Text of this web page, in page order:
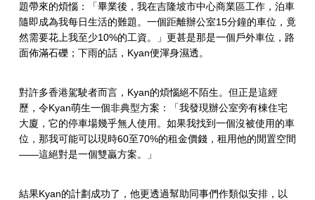
題帶來的煩惱：「畢業後，我在吉隆坡市中心商業區工作，泊車
隨即成為我每日生活的難題。一個距離辦公室15分鐘的車位，竟
然需要花上我至少10%的工資。」更甚是那是一個戶外車位，路
面佈滿石礫；下雨的話，Kyan便渾身濕透。
對許多香港駕駛者而言，Kyan的煩惱絕不陌生。但正是這經
歷，令Kyan萌生一個非典型方案：「我發現辦公室旁有棟住宅
大廈，它的停車場幾乎無人使用。如果我找到一個沒被使用的車
位，那我可能可以現時60至70%的租金價錢，租用他的閒置空間
——這絕對是一個雙贏方案。」
結果Kyan的計劃成功了，他更透過幫助同事們作類似安排，以